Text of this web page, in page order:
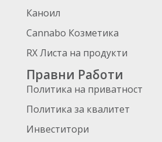
Каноил
Cannabo Козметика
RX Листа на продукти
Правни Работи
Политика на приватност
Политика за квалитет
Инвеститори